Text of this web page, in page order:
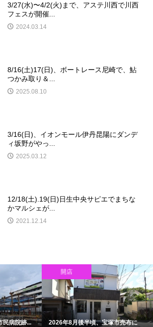
3/27(水)〜4/2(火)まで、アステ川西で川西
フェスが開催...
2024.03.14
8/16(土)17(日)、ボートレース尼崎で、鮎
つかみ取り＆...
2025.08.10
3/16(日)、イオンモール伊丹昆陽にダンデ
ィ坂野がやっ...
2025.03.12
12/18(土).19(日)日生中央サピエでまちな
かマルシェが...
2021.12.14
民病院跡...
開店
2026年8月後半頃、宝塚市売布に